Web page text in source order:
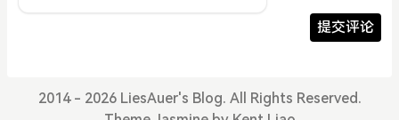
提交评论
2014 - 2026 LiesAuer's Blog. All Rights Reserved.